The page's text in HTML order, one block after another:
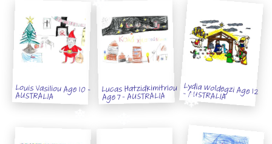
Louis Vasiliou Age 10 -
AUSTRALIA Lucas Hatzidkimitriou
Age 7 - AUSTRALIA Lydia Woldegzi Age 12
- AUSTRALIA